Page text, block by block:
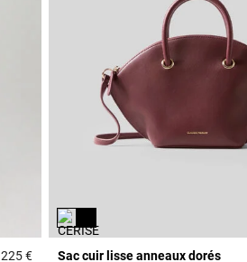
225 € Sac cuir lisse anneaux dorés